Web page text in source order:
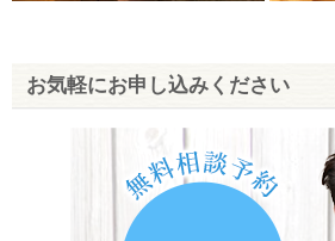
お気軽にお申し込みください